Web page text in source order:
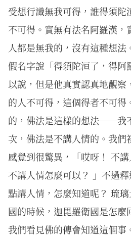
受想行識無我可得，誰得須陀
不可得。實無有法名阿羅漢，
人都是無我的，沒有這種想法
假名字說「得須陀洹了，得阿
以說，但是他真實認真地觀察
的人不可得，這個得者不可得
的，佛法是這樣的想法──我
次，佛法是不講人情的。我們
感覺到很驚異，「哎呀！ 不
不講人情怎麼可以？ 」不過
點講人情，怎麼知道呢？ 琉
國的時候，迦毘羅衛國是怎麼
我們看見佛的傳會知道這個事